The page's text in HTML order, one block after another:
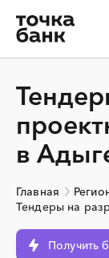
в
Главная
Тендеры на
Получить